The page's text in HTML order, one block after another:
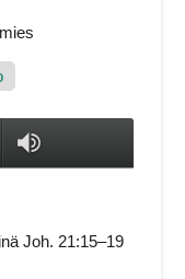
Joh. 21:15–19